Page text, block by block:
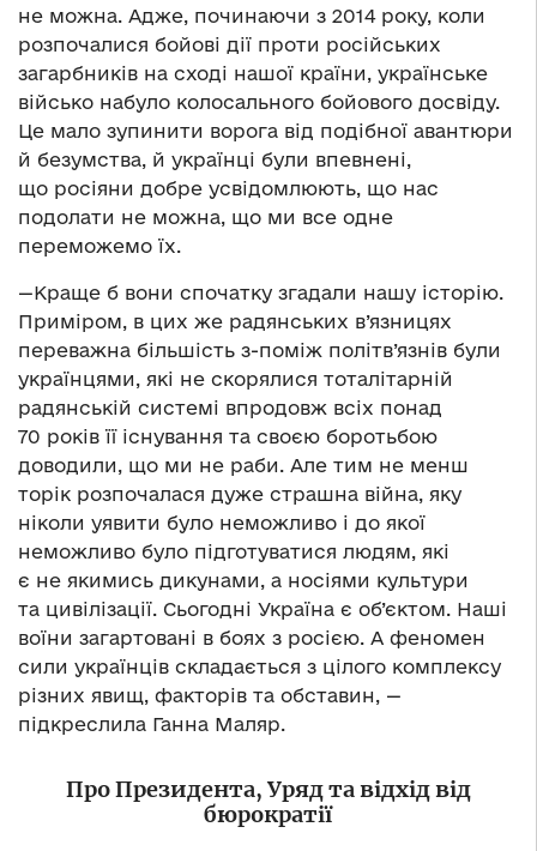
не можна. Адже, починаючи з 2014 року, коли
розпочалися бойові дії проти російських
загарбників на сході нашої країни, українське
військо набуло колосального бойового досвіду.
Це мало зупинити ворога від подібної авантюри
й безумства, й українці були впевнені,
що росіяни добре усвідомлюють, що нас
подолати не можна, що ми все одне
переможемо їх.
—Краще б вони спочатку згадали нашу історію.
Приміром, в цих же радянських в’язницях
переважна більшість з-поміж політв’язнів були
українцями, які не скорялися тоталітарній
радянській системі впродовж всіх понад
70 років її існування та своєю боротьбою
доводили, що ми не раби. Але тим не менш
торік розпочалася дуже страшна війна, яку
ніколи уявити було неможливо і до якої
неможливо було підготуватися людям, які
є не якимись дикунами, а носіями культури
та цивілізації. Сьогодні Україна є об’єктом. Наші
воїни загартовані в боях з росією. А феномен
сили українців складається з цілого комплексу
різних явищ, факторів та обставин, —
підкреслила Ганна Маляр.
Про Президента, Уряд та відхід від
бюрократії